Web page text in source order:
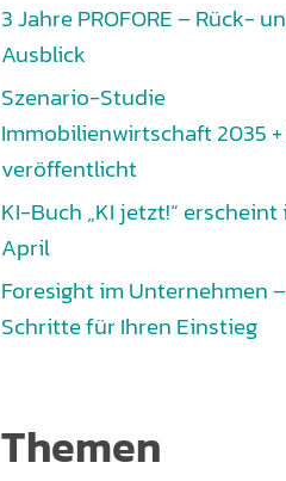
3 Jahre PROFORE – Rück-
Ausblick
Szenario-Studie
Immobilienwirtschaft 2035
veröffentlicht
KI-Buch „KI jetzt!“ erscheint
April
Foresight im Unternehmen
Schritte für Ihren Einstieg
Themen